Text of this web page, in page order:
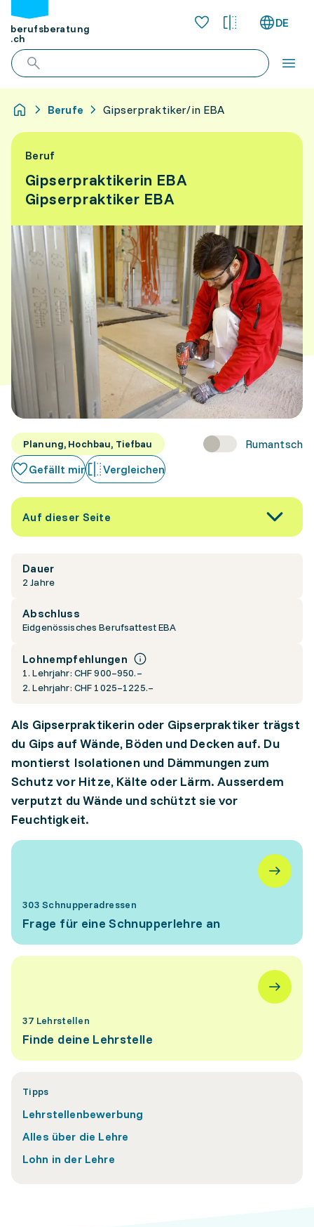
berufsberatung
.ch
DE
Berufe Gipserpraktiker/in EBA
Beruf
Gipserpraktikerin EBA
Gipserpraktiker EBA
Planung, Hochbau, Tiefbau
Rumantsch
Gefällt mir
Vergleichen
Auf dieser Seite
Dauer
2 Jahre
Abschluss
Eidgenössisches Berufsattest EBA
Lohnempfehlungen
1. Lehrjahr: CHF 900–950.–
2. Lehrjahr: CHF 1025–1225.–
Als Gipserpraktikerin oder Gipserpraktiker trägst
du Gips auf Wände, Böden und Decken auf. Du
montierst Isolationen und Dämmungen zum
Schutz vor Hitze, Kälte oder Lärm. Ausserdem
verputzt du Wände und schützt sie vor
Feuchtigkeit.
303 Schnupperadressen
Frage für eine Schnupperlehre an
37 Lehrstellen
Finde deine Lehrstelle
Tipps
Lehrstellenbewerbung
Alles über die Lehre
Lohn in der Lehre